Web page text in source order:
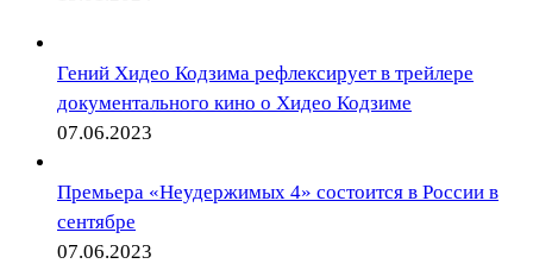
Гений Хидео Кодзима рефлексирует в трейлере
документального кино о Хидео Кодзиме
07.06.2023
Премьера «Неудержимых 4» состоится в России в
сентябре
07.06.2023